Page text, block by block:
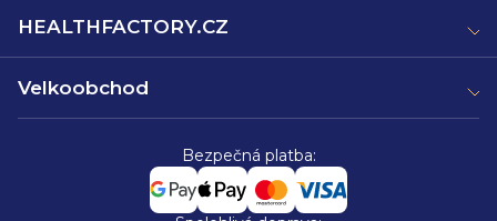
HEALTHFACTORY.CZ
Velkoobchod
Bezpečná platba: